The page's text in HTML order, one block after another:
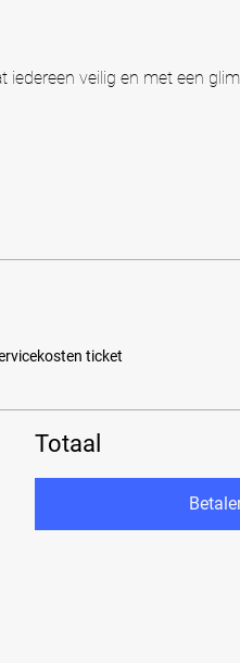
veilig en met een
ticket
Totaal